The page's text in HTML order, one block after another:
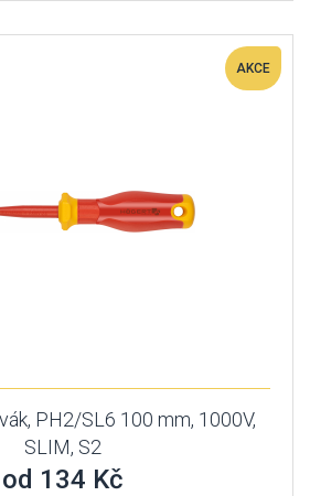
AKCE
PH2/SL6 100 mm, 1000V,
SLIM, S2
od 134 Kč